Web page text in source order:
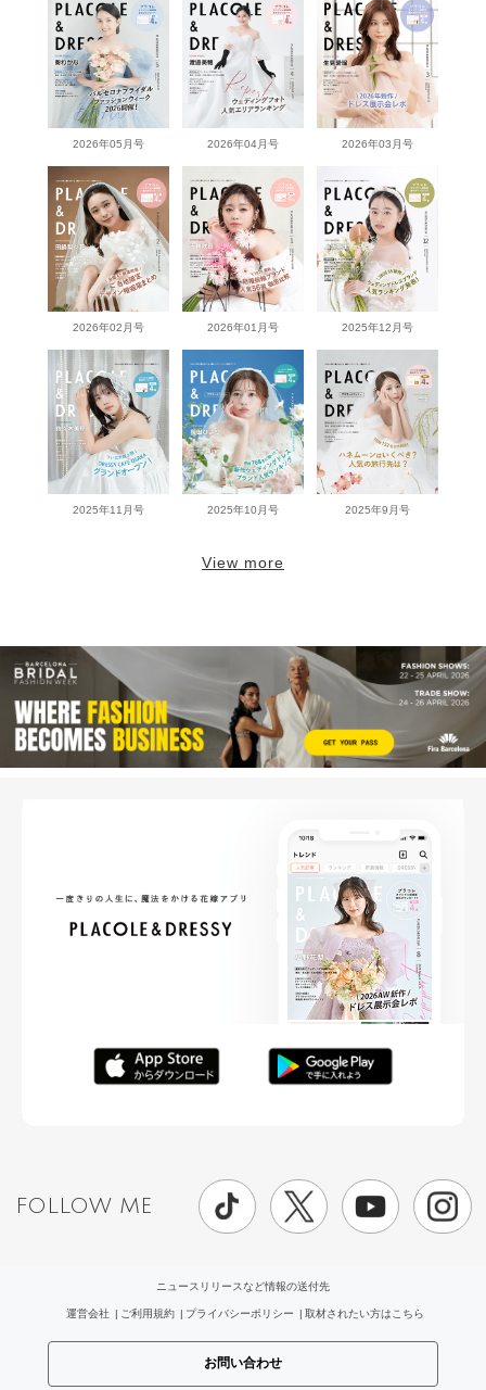
2026年05月号 2026年04月号 2026年03月号
2026年02月号 2026年01月号 2025年12月号
2025年11月号 2025年10月号 2025年9月号
View more
FOLLOW ME
ニュースリリースなど情報の送付先
運営会社 ご利用規約 プライバシーポリシー 取材されたい方はこちら
お問い合わせ